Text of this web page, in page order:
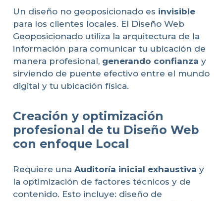
Un diseño no geoposicionado es invisible
para los clientes locales. El Diseño Web
Geoposicionado utiliza la arquitectura de la
información para comunicar tu ubicación de
manera profesional, generando confianza y
sirviendo de puente efectivo entre el mundo
digital y tu ubicación física.
Creación y optimización
profesional de tu Diseño Web
con enfoque Local
Requiere una Auditoría inicial exhaustiva y
la optimización de factores técnicos y de
contenido. Esto incluye: diseño de